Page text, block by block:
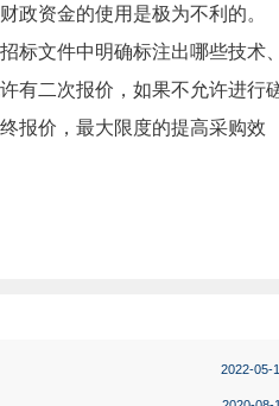
政资金的使用是极为不利的。
文件中明确标注出哪些技术、
有二次报价，如果不允许进行
报价，最大限度的提高采购效
2022-05-